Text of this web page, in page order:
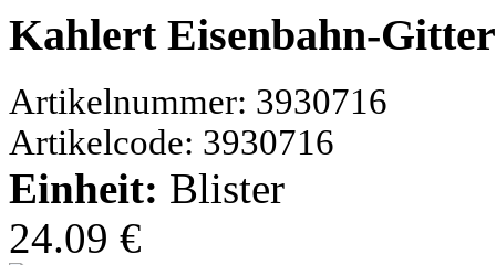
Kahlert Eisenbahn-
Artikelnummer: 3930716
Artikelcode: 3930716
Einheit: Blister
24.09 €